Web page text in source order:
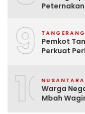
9 TANGERANG
Pemkot
Perkuat
10NUSANTARA
Warga
Mbah